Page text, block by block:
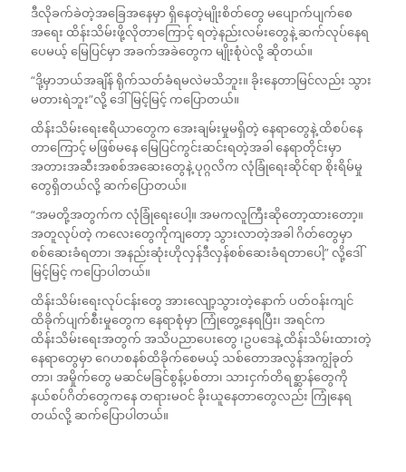
ဒီလိုခက်ခဲတဲ့အခြေအနေမှာ ရှိနေတဲ့မျိုးစိတ်တွေ မပျောက်ပျက်စေ
အရေး ထိန်းသိမ်းဖို့လိုတာကြောင့် ရတဲ့နည်းလမ်းတွေနဲ့ ဆက်လုပ်နေရ
ပေမယ့် မြေပြင်မှာ အခက်အခဲတွေက မျိုးစုံပဲလို့ ဆိုတယ်။
“ဒို့မှာဘယ်အချိန် ရိုက်သတ်ခံရမလဲမသိဘူး။ ခိုးနေတာမြင်လည်း သွား
မတားရဲဘူး”လို့ ဒေါ်မြင့်မြင့် ကပြောတယ်။
ထိန်းသိမ်းရေးဧရိယာတွေက အေးချမ်းမှုမရှိတဲ့ နေရာတွေနဲ့ ထိစပ်နေ
တာကြောင့် မဖြစ်မနေ မြေပြင်ကွင်းဆင်းရတဲ့အခါ နေရာတိုင်းမှာ
အတားအဆီးအစစ်အဆေးတွေနဲ့ ပုဂ္ဂလိက လုံခြုံရေးဆိုင်ရာ စိုးရိမ်မှု
တွေရှိတယ်လို့ ဆက်ပြောတယ်။
“အမတို့အတွက်က လုံခြုံရေးပေါ့။ အမကလူကြီးဆိုတော့ထားတော့။
အတူလုပ်တဲ့ ကလေးတွေကိုကျတော့ သွားလာတဲ့အခါ ဂိတ်တွေမှာ
စစ်ဆေးခံရတာ၊ အနည်းဆုံးဟိုလှန်ဒီလှန်စစ်ဆေးခံရတာပေါ့” လို့ဒေါ်
မြင့်မြင့် ကပြောပါတယ်။
ထိန်းသိမ်းရေးလုပ်ငန်းတွေ အားလျော့သွားတဲ့နောက် ပတ်ဝန်းကျင်
ထိခိုက်ပျက်စီးမှုတွေက နေရာစုံမှာ ကြုံတွေ့နေရပြီး၊ အရင်က
ထိန်းသိမ်းရေးအတွက် အသိပညာပေးတွေ ၊ဥပဒေနဲ့ ထိန်းသိမ်းထားတဲ့
နေရာတွေမှာ ဂေဟစနစ်ထိခိုက်စေမယ့် သစ်တောအလွန်အကျွံခုတ်
တာ၊ အမှိုက်တွေ မဆင်မခြင်စွန့်ပစ်တာ၊ သားငှက်တိရစ္ဆာန်တွေကို
နယ်စပ်ဂိတ်တွေကနေ တရားမဝင် ခိုးယူနေတာတွေလည်း ကြုံနေရ
တယ်လို့ ဆက်ပြောပါတယ်။